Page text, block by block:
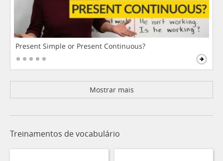
Present Simple or Present Continuous?
Mostrar mais
Treinamentos de vocabulário